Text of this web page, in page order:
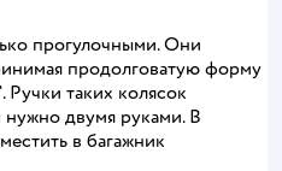
прогулочными. Они
продолговатую форму
Ручки таких колясок
нужно двумя руками. В
в багажник